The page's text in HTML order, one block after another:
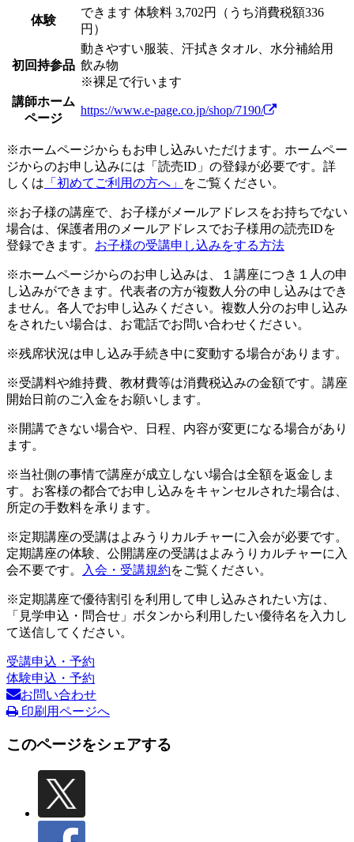
体験
できます 体験料 3,702円（うち消費税額336
円）
初回持参品
動きやすい服装、汗拭きタオル、水分補給用
飲み物
※裸足で行います
講師ホーム
ページ
https://www.e-page.co.jp/shop/7190/
※ホームページからもお申し込みいただけます。ホームペー
ジからのお申し込みには「読売ID」の登録が必要です。詳
しくは 「初めてご利用の方へ」 をご覧ください。
※お子様の講座で、お子様がメールアドレスをお持ちでない
場合は、保護者用のメールアドレスでお子様用の読売IDを
登録できます。 お子様の受講申し込みをする方法
※ホームページからのお申し込みは、１講座につき１人の申
し込みができます。代表者の方が複数人分の申し込みはでき
ません。各人でお申し込みください。複数人分のお申し込み
をされたい場合は、お電話でお問い合わせください。
※残席状況は申し込み手続き中に変動する場合があります。
※受講料や維持費、教材費等は消費税込みの金額です。講座
開始日前のご入金をお願いします。
※開講できない場合や、日程、内容が変更になる場合があり
ます。
※当社側の事情で講座が成立しない場合は全額を返金しま
す。お客様の都合でお申し込みをキャンセルされた場合は、
所定の手数料を承ります。
※定期講座の受講はよみうりカルチャーに入会が必要です。
定期講座の体験、公開講座の受講はよみうりカルチャーに入
会不要です。
入会・受講規約をご覧ください。
※定期講座で優待割引を利用して申し込みされたい方は、
「見学申込・問合せ」ボタンから利用したい優待名を入力し
て送信してください。
受講申込・予約
体験申込・予約
お問い合わせ
印刷用ページへ
このページをシェアする